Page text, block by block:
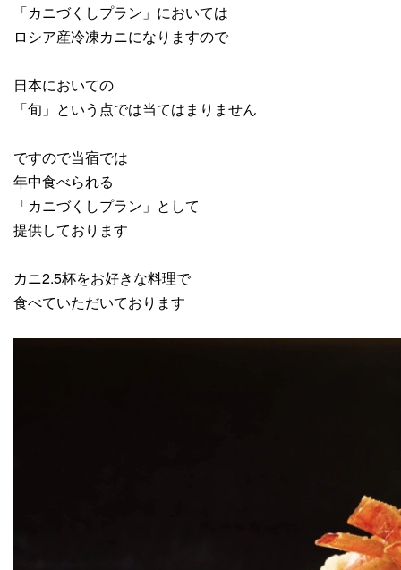
「カニづくしプラン」においては
ロシア産冷凍カニになりますので
日本においての
「旬」という点では当てはまりません
ですので当宿では
年中食べられる
「カニづくしプラン」として
提供しております
カニ2.5杯をお好きな料理で
食べていただいております